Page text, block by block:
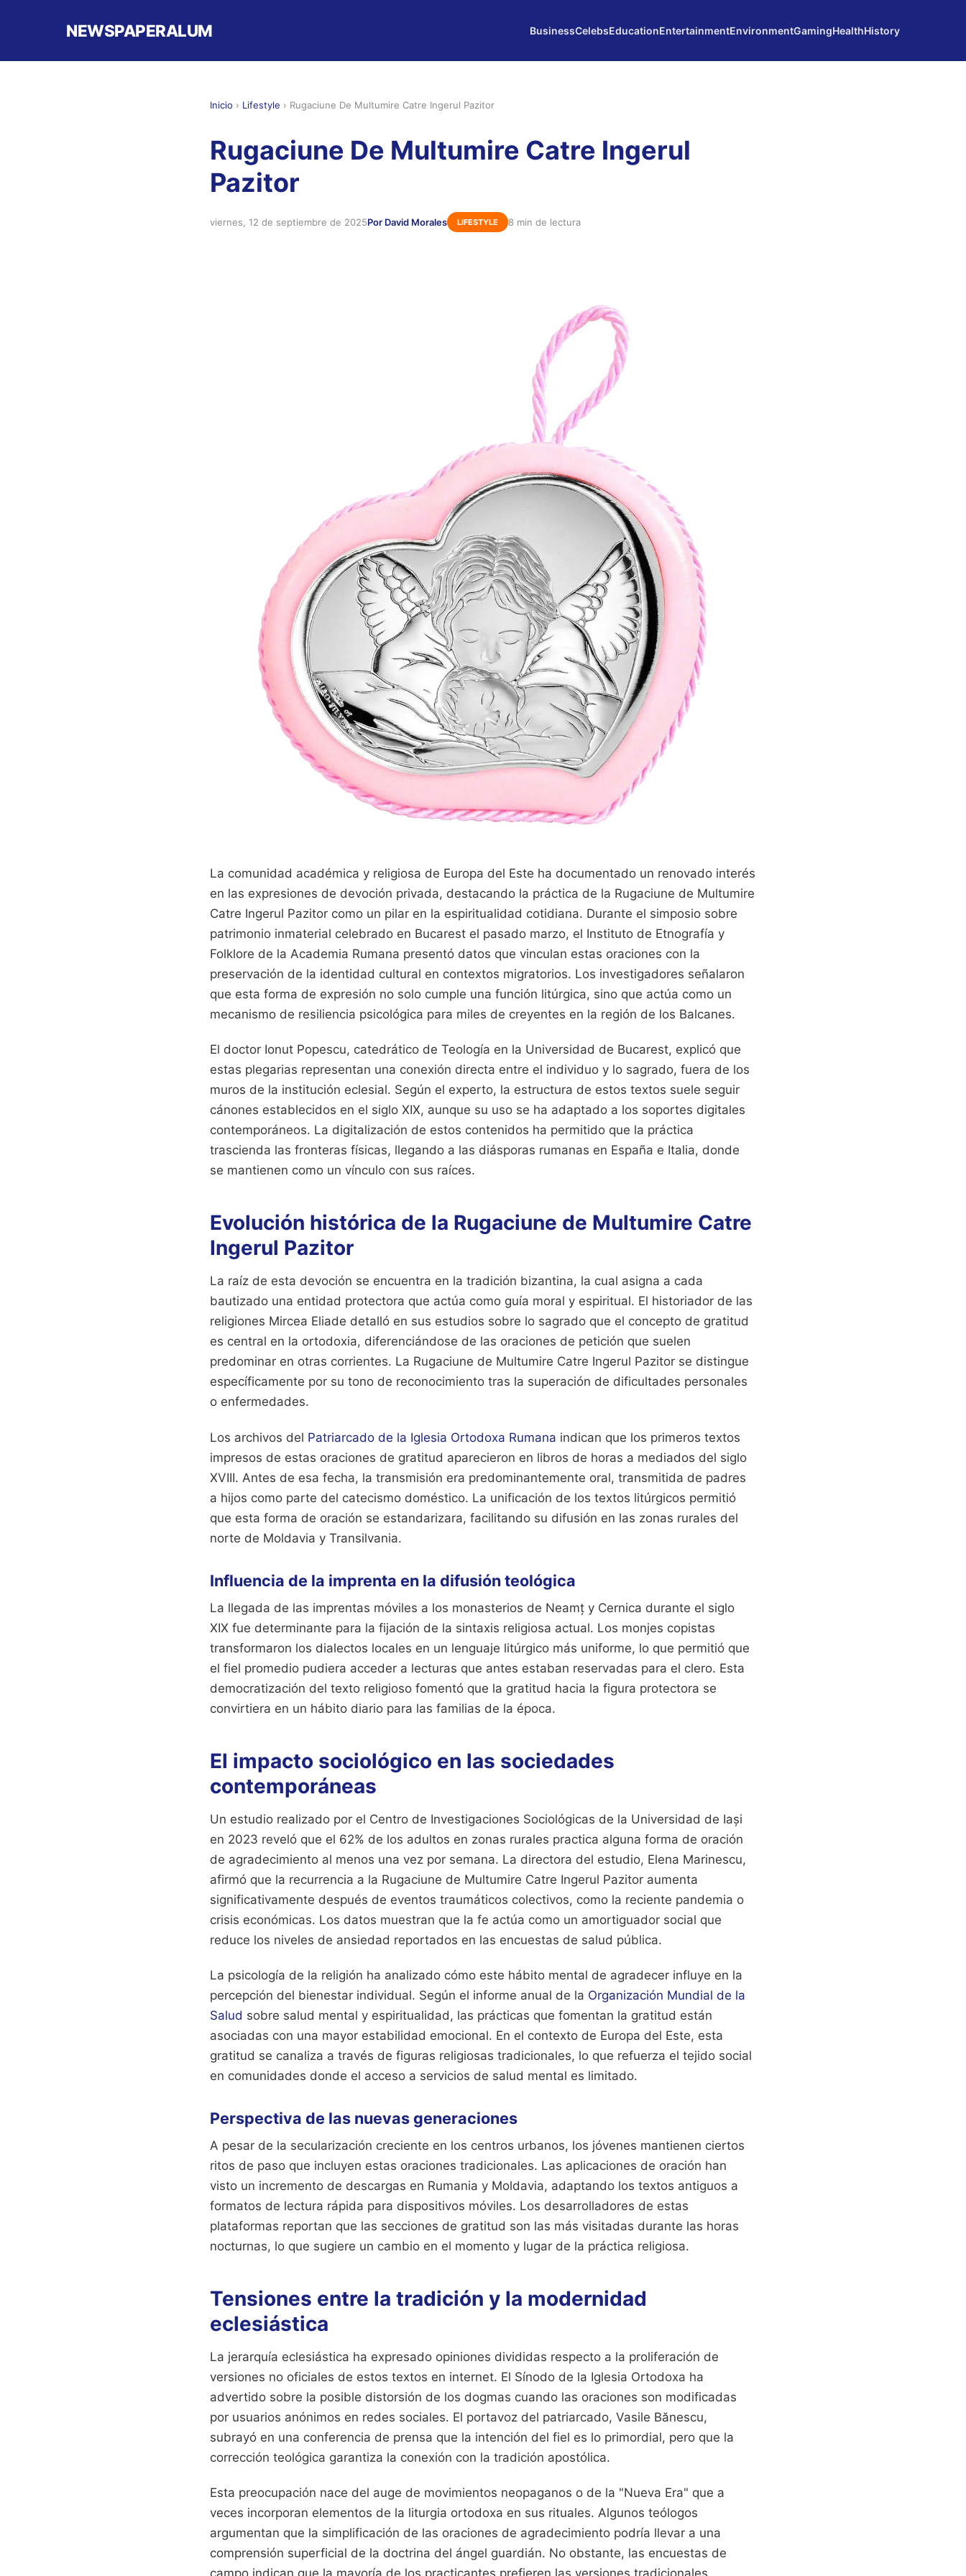
NEWSPAPERALUM BusinessCelebsEducationEntertainmentEnvironmentGamingHealthHistory
Inicio › Lifestyle › Rugaciune De Multumire Catre Ingerul Pazitor
Rugaciune De Multumire Catre Ingerul
Pazitor
viernes, 12 de septiembre de 2025Por David Morales LIFESTYLE 8 min de lectura
La comunidad académica y religiosa de Europa del Este ha documentado un renovado interés
en las expresiones de devoción privada, destacando la práctica de la Rugaciune de Multumire
Catre Ingerul Pazitor como un pilar en la espiritualidad cotidiana. Durante el simposio sobre
patrimonio inmaterial celebrado en Bucarest el pasado marzo, el Instituto de Etnografía y
Folklore de la Academia Rumana presentó datos que vinculan estas oraciones con la
preservación de la identidad cultural en contextos migratorios. Los investigadores señalaron
que esta forma de expresión no solo cumple una función litúrgica, sino que actúa como un
mecanismo de resiliencia psicológica para miles de creyentes en la región de los Balcanes.
El doctor Ionut Popescu, catedrático de Teología en la Universidad de Bucarest, explicó que
estas plegarias representan una conexión directa entre el individuo y lo sagrado, fuera de los
muros de la institución eclesial. Según el experto, la estructura de estos textos suele seguir
cánones establecidos en el siglo XIX, aunque su uso se ha adaptado a los soportes digitales
contemporáneos. La digitalización de estos contenidos ha permitido que la práctica
trascienda las fronteras físicas, llegando a las diásporas rumanas en España e Italia, donde
se mantienen como un vínculo con sus raíces.
Evolución histórica de la Rugaciune de Multumire Catre
Ingerul Pazitor
La raíz de esta devoción se encuentra en la tradición bizantina, la cual asigna a cada
bautizado una entidad protectora que actúa como guía moral y espiritual. El historiador de las
religiones Mircea Eliade detalló en sus estudios sobre lo sagrado que el concepto de gratitud
es central en la ortodoxia, diferenciándose de las oraciones de petición que suelen
predominar en otras corrientes. La Rugaciune de Multumire Catre Ingerul Pazitor se distingue
específicamente por su tono de reconocimiento tras la superación de dificultades personales
o enfermedades.
Los archivos del Patriarcado de la Iglesia Ortodoxa Rumana indican que los primeros textos
impresos de estas oraciones de gratitud aparecieron en libros de horas a mediados del siglo
XVIII. Antes de esa fecha, la transmisión era predominantemente oral, transmitida de padres
a hijos como parte del catecismo doméstico. La unificación de los textos litúrgicos permitió
que esta forma de oración se estandarizara, facilitando su difusión en las zonas rurales del
norte de Moldavia y Transilvania.
Influencia de la imprenta en la difusión teológica
La llegada de las imprentas móviles a los monasterios de Neamț y Cernica durante el siglo
XIX fue determinante para la fijación de la sintaxis religiosa actual. Los monjes copistas
transformaron los dialectos locales en un lenguaje litúrgico más uniforme, lo que permitió que
el fiel promedio pudiera acceder a lecturas que antes estaban reservadas para el clero. Esta
democratización del texto religioso fomentó que la gratitud hacia la figura protectora se
convirtiera en un hábito diario para las familias de la época.
El impacto sociológico en las sociedades
contemporáneas
Un estudio realizado por el Centro de Investigaciones Sociológicas de la Universidad de Iași
en 2023 reveló que el 62% de los adultos en zonas rurales practica alguna forma de oración
de agradecimiento al menos una vez por semana. La directora del estudio, Elena Marinescu,
afirmó que la recurrencia a la Rugaciune de Multumire Catre Ingerul Pazitor aumenta
significativamente después de eventos traumáticos colectivos, como la reciente pandemia o
crisis económicas. Los datos muestran que la fe actúa como un amortiguador social que
reduce los niveles de ansiedad reportados en las encuestas de salud pública.
La psicología de la religión ha analizado cómo este hábito mental de agradecer influye en la
percepción del bienestar individual. Según el informe anual de la Organización Mundial de la
Salud sobre salud mental y espiritualidad, las prácticas que fomentan la gratitud están
asociadas con una mayor estabilidad emocional. En el contexto de Europa del Este, esta
gratitud se canaliza a través de figuras religiosas tradicionales, lo que refuerza el tejido social
en comunidades donde el acceso a servicios de salud mental es limitado.
Perspectiva de las nuevas generaciones
A pesar de la secularización creciente en los centros urbanos, los jóvenes mantienen ciertos
ritos de paso que incluyen estas oraciones tradicionales. Las aplicaciones de oración han
visto un incremento de descargas en Rumania y Moldavia, adaptando los textos antiguos a
formatos de lectura rápida para dispositivos móviles. Los desarrolladores de estas
plataformas reportan que las secciones de gratitud son las más visitadas durante las horas
nocturnas, lo que sugiere un cambio en el momento y lugar de la práctica religiosa.
Tensiones entre la tradición y la modernidad
eclesiástica
La jerarquía eclesiástica ha expresado opiniones divididas respecto a la proliferación de
versiones no oficiales de estos textos en internet. El Sínodo de la Iglesia Ortodoxa ha
advertido sobre la posible distorsión de los dogmas cuando las oraciones son modificadas
por usuarios anónimos en redes sociales. El portavoz del patriarcado, Vasile Bănescu,
subrayó en una conferencia de prensa que la intención del fiel es lo primordial, pero que la
corrección teológica garantiza la conexión con la tradición apostólica.
Esta preocupación nace del auge de movimientos neopaganos o de la "Nueva Era" que a
veces incorporan elementos de la liturgia ortodoxa en sus rituales. Algunos teólogos
argumentan que la simplificación de las oraciones de agradecimiento podría llevar a una
comprensión superficial de la doctrina del ángel guardián. No obstante, las encuestas de